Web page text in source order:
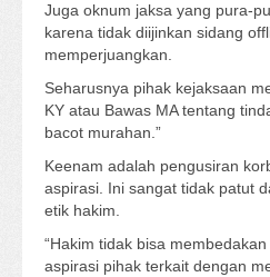
Juga oknum jaksa yang pura-
karena tidak diijinkan sidang
memperjuangkan.
Seharusnya pihak kejaksaan
KY atau Bawas MA tentang
bacot murahan.”
Keenam adalah pengusiran
aspirasi. Ini sangat tidak patut
etik hakim.
“Hakim tidak bisa
aspirasi pihak terkait dengan